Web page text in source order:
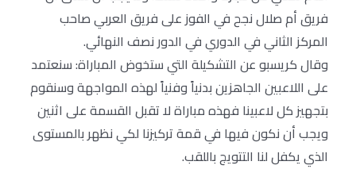
فريق أم صلال نجح في الفوز على فريق العربي صاحب
المركز الثاني في الدوري في الدور نصف النهائي.
وقال كريسبو عن التشكيلة التي ستخوض المباراة: سنعتمد
على اللاعبين الجاهزين بدنياً وفنياً لهذه المواجهة وسنقوم
بتجهيز كل لاعبينا فهذه مباراة لا تقبل القسمة على اثنين
ويجب أن نكون فيها في قمة تركيزنا لكي نظهر بالمستوى
الذي يكفل لنا التتويج باللقب.